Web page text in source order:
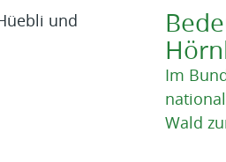
Im
Wald